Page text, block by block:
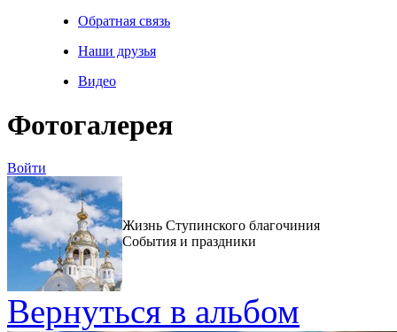
Обратная связь
Наши друзья
Видео
Фотогалерея
Войти
Жизнь Ступинского благочиния
События и праздники
Вернуться в альбом